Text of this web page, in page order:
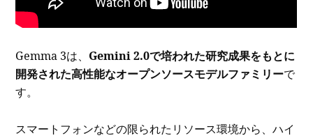
Gemma 3は、 Gemini 2.0で培われた研究成果をもとに
開発された高性能なオープンソースモデルファミリーで
す。
スマートフォンなどの限られたリソース環境から、ハイ